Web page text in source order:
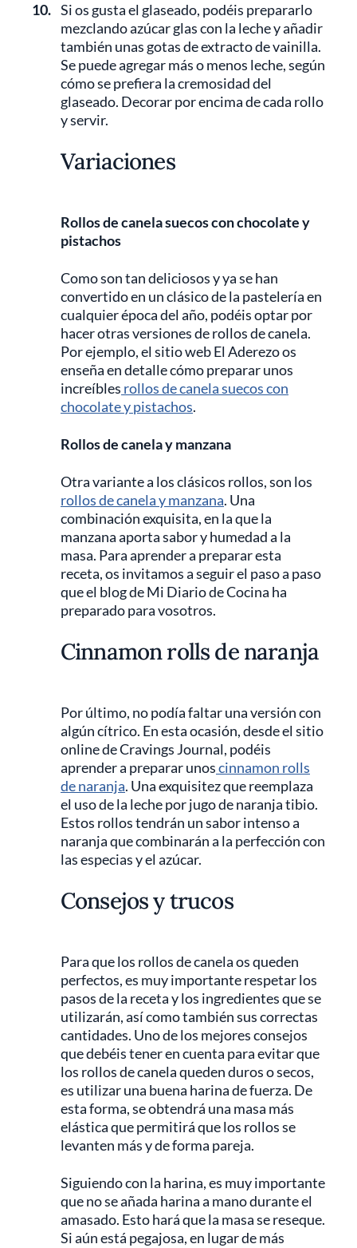
10. Si os gusta el glaseado, podéis prepararlo
mezclando azúcar glas con la leche y añadir
también unas gotas de extracto de vainilla.
Se puede agregar más o menos leche, según
cómo se prefiera la cremosidad del
glaseado. Decorar por encima de cada rollo
y servir.
Variaciones
Rollos de canela suecos con chocolate y
pistachos
Como son tan deliciosos y ya se han
convertido en un clásico de la pastelería en
cualquier época del año, podéis optar por
hacer otras versiones de rollos de canela.
Por ejemplo, el sitio web El Aderezo os
enseña en detalle cómo preparar unos
increíbles rollos de canela suecos con
chocolate y pistachos.
Rollos de canela y manzana
Otra variante a los clásicos rollos, son los
rollos de canela y manzana. Una
combinación exquisita, en la que la
manzana aporta sabor y humedad a la
masa. Para aprender a preparar esta
receta, os invitamos a seguir el paso a paso
que el blog de Mi Diario de Cocina ha
preparado para vosotros.
Cinnamon rolls de naranja
Por último, no podía faltar una versión con
algún cítrico. En esta ocasión, desde el sitio
online de Cravings Journal, podéis
aprender a preparar unoscinnamon rolls
de naranja. Una exquisitez que reemplaza
el uso de la leche por jugo de naranja tibio.
Estos rollos tendrán un sabor intenso a
naranja que combinarán a la perfección con
las especias y el azúcar.
Consejos y trucos
Para que los rollos de canela os queden
perfectos, es muy importante respetar los
pasos de la receta y los ingredientes que se
utilizarán, así como también sus correctas
cantidades. Uno de los mejores consejos
que debéis tener en cuenta para evitar que
los rollos de canela queden duros o secos,
es utilizar una buena harina de fuerza. De
esta forma, se obtendrá una masa más
elástica que permitirá que los rollos se
levanten más y de forma pareja.
Siguiendo con la harina, es muy importante
que no se añada harina a mano durante el
amasado. Esto hará que la masa se reseque.
Si aún está pegajosa, en lugar de más